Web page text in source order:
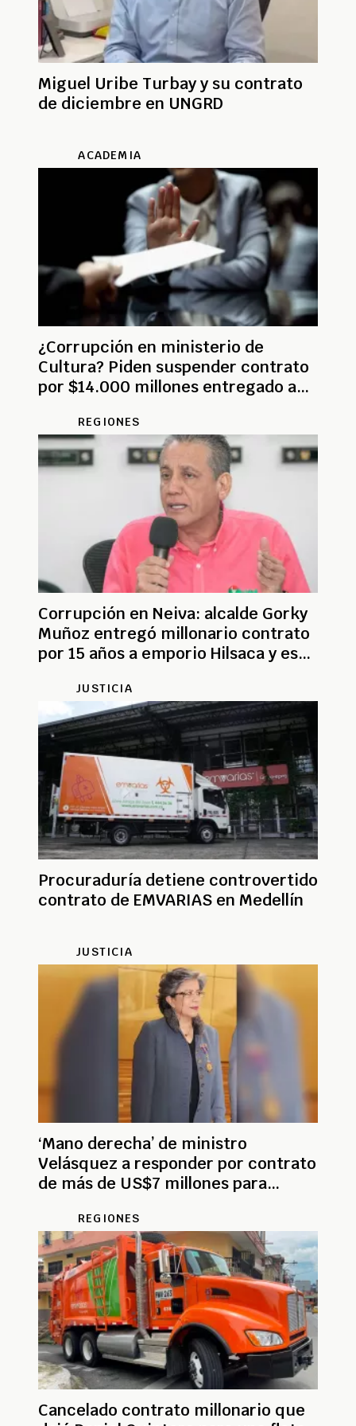
Miguel Uribe Turbay y su contrato
de diciembre en UNGRD
ACADEMIA
¿Corrupción en ministerio de
Cultura? Piden suspender contrato
por $14.000 millones entregado a
REGIONES
Corrupción en Neiva: alcalde Gorky
Muñoz entregó millonario contrato
por 15 años a emporio Hilsaca y es
JUSTICIA
Procuraduría detiene controvertido
contrato de EMVARIAS en Medellín
JUSTICIA
‘Mano derecha’ de ministro
Velásquez a responder por contrato
de más de US$7 millones para
REGIONES
Cancelado contrato millonario que